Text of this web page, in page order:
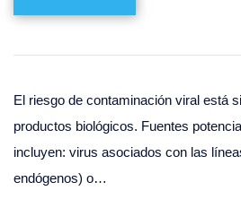
El riesgo de contaminación viral está
productos biológicos. Fuentes
incluyen: virus asociados con las
endógenos) o…